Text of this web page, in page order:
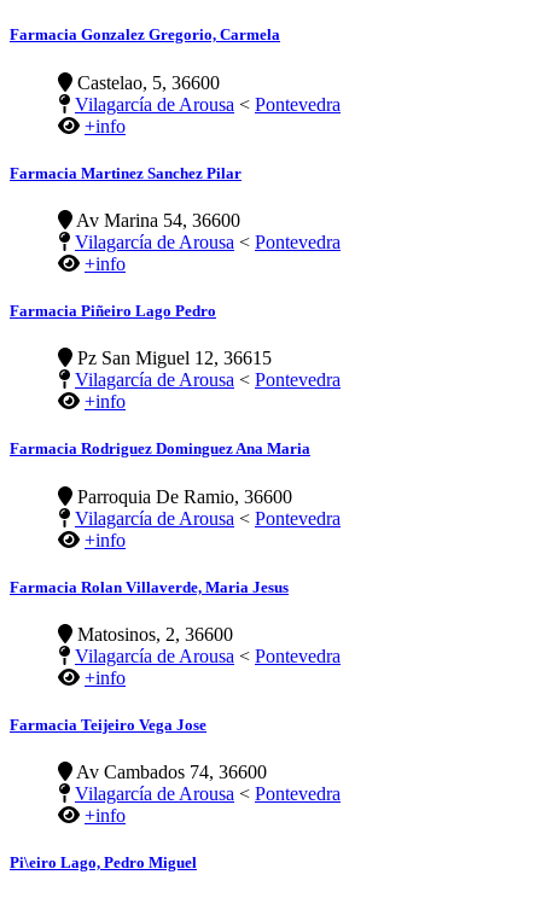
Farmacia Gonzalez Gregorio, Carmela
Castelao, 5, 36600
Vilagarcía de Arousa < Pontevedra
+info
Farmacia Martinez Sanchez Pilar
Av Marina 54, 36600
Vilagarcía de Arousa < Pontevedra
+info
Farmacia Piñeiro Lago Pedro
Pz San Miguel 12, 36615
Vilagarcía de Arousa < Pontevedra
+info
Farmacia Rodriguez Dominguez Ana Maria
Parroquia De Ramio, 36600
Vilagarcía de Arousa < Pontevedra
+info
Farmacia Rolan Villaverde, Maria Jesus
Matosinos, 2, 36600
Vilagarcía de Arousa < Pontevedra
+info
Farmacia Teijeiro Vega Jose
Av Cambados 74, 36600
Vilagarcía de Arousa < Pontevedra
+info
Pi\eiro Lago, Pedro Miguel